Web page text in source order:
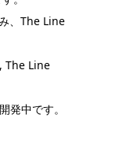
、The Line
The Line
中です。